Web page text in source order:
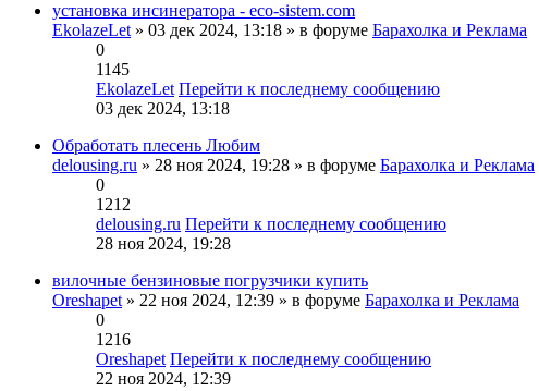
установка инсинератора - eco-sistem.com
EkolazeLet» 03 дек 2024, 13:18 » в форуме Барахолка и Реклама
0
1145
EkolazeLet Перейти к последнему сообщению
03 дек 2024, 13:18
Обработать плесень Любим
delousing.ru » 28 ноя 2024, 19:28 » в форуме Барахолка и Реклама
0
1212
delousing.ru Перейти к последнему сообщению
28 ноя 2024, 19:28
вилочные бензиновые погрузчики купить
Oreshapet» 22 ноя 2024, 12:39 » в форуме Барахолка и Реклама
0
1216
Oreshapet Перейти к последнему сообщению
22 ноя 2024, 12:39